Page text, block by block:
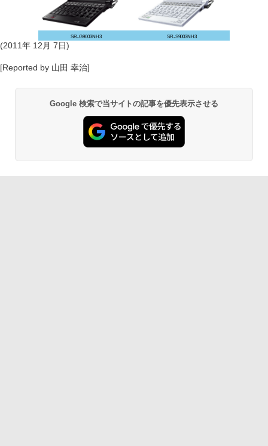
SR-G9003NH3 SR-S9003NH3
(2011年 12月 7日)
[Reported by 山田 幸治]
Google 検索で当サイトの記事を優先表示させる